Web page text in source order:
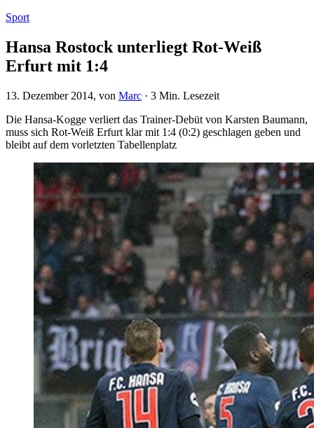
Sport
Hansa Rostock unterliegt Rot-Weiß
Erfurt mit 1:4
13. Dezember 2014, von Marc · 3 Min. Lesezeit
Die Hansa-Kogge verliert das Trainer-Debüt von Karsten Baumann,
muss sich Rot-Weiß Erfurt klar mit 1:4 (0:2) geschlagen geben und
bleibt auf dem vorletzten Tabellenplatz